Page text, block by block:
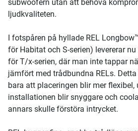
subwoofern utan att behöva
ljudkvaliteten.
I fotspåren på hyllade REL
för Habitat och S-serien) levererar
för T/x-serien, där man inte tappar
jämfört med trådbundna RELs.
bara att placeringen blir mer
installationen blir snyggare och
annars skulle förstöra intrycket.